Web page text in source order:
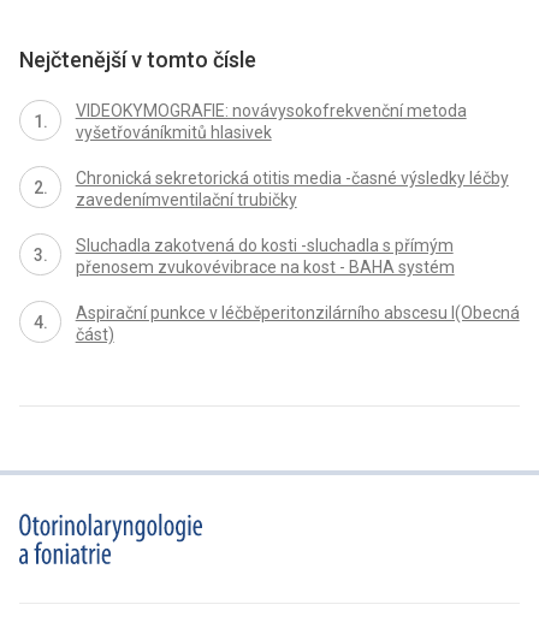
Nejčtenější v tomto čísle
VIDEOKYMOGRAFIE: novávysokofrekvenční metoda
vyšetřováníkmitů hlasivek
Chronická sekretorická otitis media -časné výsledky léčby
zavedenímventilační trubičky
Sluchadla zakotvená do kosti -sluchadla s přímým
přenosem zvukovévibrace na kost - BAHA systém
Aspirační punkce v léčběperitonzilárního abscesu I(Obecná
část)
proLékaře.cz